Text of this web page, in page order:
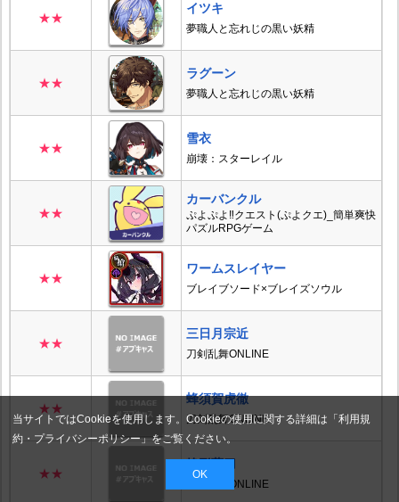
★★
イツキ
夢職人と忘れじの黒い妖精
★★
ラグーン
夢職人と忘れじの黒い妖精
★★
雪衣
崩壊：スターレイル
★★
カーバンクル
ぷよぷよ‼クエスト(ぷよクエ)_簡単爽快
パズルRPGゲーム
★★
ワームスレイヤー
ブレイブソード×ブレイズソウル
★★
三日月宗近
刀剣乱舞ONLINE
★★
蜂須賀虎徹
刀剣乱舞ONLINE
★★
静形薙刀
刀剣乱舞ONLINE
当サイトではCookieを使用します。Cookieの使用に関する詳細は「利用規
約・プライバシーポリシー」をご覧ください。
OK